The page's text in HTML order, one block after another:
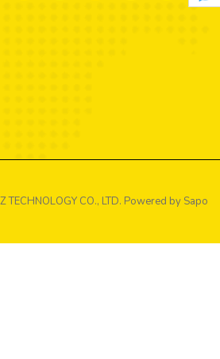
TECHNOLOGY CO., LTD. Powered by Sapo